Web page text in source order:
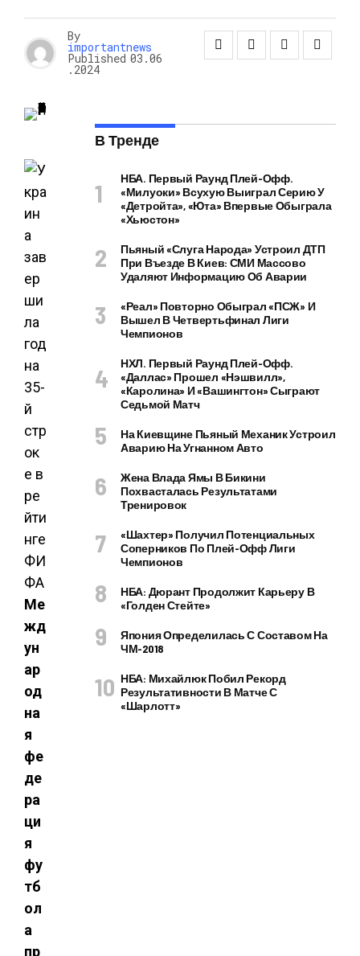
By
importantnews
Published 03.06
.2024
Ме
жд
ун
ар
од
на
я
фе
де
ра
ци
я
фу
тб
ол
а
пр
В Тренде
НБА. Первый Раунд Плей-Офф.
«Милуоки» Всухую Выиграл Серию У
«Детройта», «Юта» Впервые Обыграла
«Хьюстон»
Пьяный «слуга Народа» Устроил ДТП
При Въезде В Киев: СМИ Массово
Удаляют Информацию Об Аварии
«Реал» Повторно Обыграл «ПСЖ» И
Вышел В Четвертьфинал Лиги
Чемпионов
НХЛ. Первый Раунд Плей-Офф.
«Даллас» Прошел «Нэшвилл»,
«Каролина» И «Вашингтон» Сыграют
Седьмой Матч
На Киевщине Пьяный Механик Устроил
Аварию На Угнанном Авто
Жена Влада Ямы В Бикини
Похвасталась Результатами
Тренировок
«Шахтер» Получил Потенциальных
Соперников По Плей-Офф Лиги
Чемпионов
НБА: Дюрант Продолжит Карьеру В
«Голден Стейте»
Япония Определилась С Составом На
ЧМ-2018
НБА: Михайлюк Побил Рекорд
Результативности В Матче С
«Шарлотт»